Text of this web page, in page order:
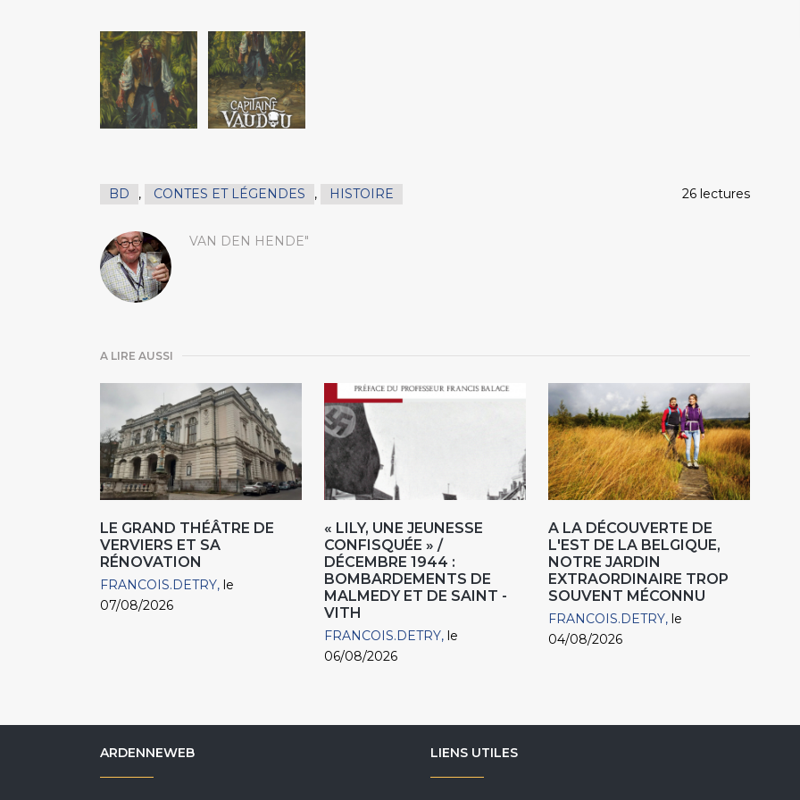
BD , CONTES ET LÉGENDES , HISTOIRE 26 lectures
VAN DEN HENDE"
A LIRE AUSSI
LE GRAND THÉÂTRE DE
VERVIERS ET SA
RÉNOVATION
FRANCOIS.DETRY le
07/08/2026
« LILY, UNE JEUNESSE
CONFISQUÉE » /
DÉCEMBRE 1944 :
BOMBARDEMENTS DE
MALMEDY ET DE SAINT -
VITH
FRANCOIS.DETRY le
06/08/2026
A LA DÉCOUVERTE DE
L'EST DE LA BELGIQUE,
NOTRE JARDIN
EXTRAORDINAIRE TROP
SOUVENT MÉCONNU
FRANCOIS.DETRY le
04/08/2026
ARDENNEWEB LIENS UTILES